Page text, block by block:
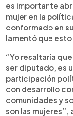
es importante
mujer en la
conformado en
lamentó que esto
“Yo resaltaría
ser diputado, es
participación
con desarrollo
comunidades y
son las mujeres”,